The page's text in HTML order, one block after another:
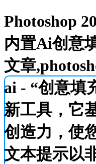
Photoshop
内置Ai创意
文章
ai - “创意填
新工具，它
创造力，使
文本提示以